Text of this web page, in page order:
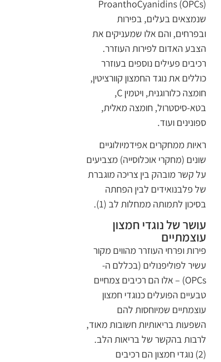
שנמצאים בעלים, בפירות
ובפרחים, והם אלו שמעניקים את
הצבע האדום לפירות העוזרר.
רכיבים פעילים נוספים בעוזרר
כוללים את נוגד החמצון קוורציטין,
חומצה כלורוגנית, ויטמין C,
בטא-סיסטרול, חומצה מאלית,
ספונינים ועוד.
ראיות ממחקרים אפידמיולוגיים
שונים (מחקרי אוכלוסייה) מצביעים
על קשר מובהק בין צריכה מוגברת
של פלבנואידים לבין הפחתה
בסיכון לתמותה ממחלות לב (1).
עושר של נוגדי חמצון
עוצמתיים
פירות ופרחי העוזרר מהווים מקור
עשיר לפוליפנולים (בכללם ה-
OPCs) – אלו הם רכיבים צמחיים
טבעיים הפועלים כנוגדי חמצון
עוצמתיים שמיוחסות להם
השפעות בריאותיות חשובות מאוד,
לרבות בהקשר של בריאות הלב.
(2) נוגדי חמצון הם רכיבים